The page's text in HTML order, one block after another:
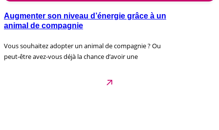
Augmenter son niveau d’énergie grâce à un
animal de compagnie
Vous souhaitez adopter un animal de compagnie ? Ou
peut-être avez-vous déjà la chance d’avoir une